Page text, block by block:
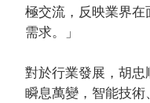
極交流，反映業界在
需求。」
對於行業發展，胡
瞬息萬變，智能技